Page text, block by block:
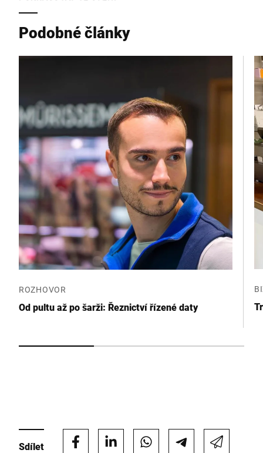
Město *
Vaše zpráva *
Tímto potvrzuji, že souhlasím s použitím svých údajů ke
zpracování tohoto požadavku Další informace naleznete v
Prohlášení o ochraně údajů*
Anti-Robot Verification
Odeslat
Podobné články
ROZHOVOR
Od pultu až po šarži: Řeznictví řízené daty
Sdílet